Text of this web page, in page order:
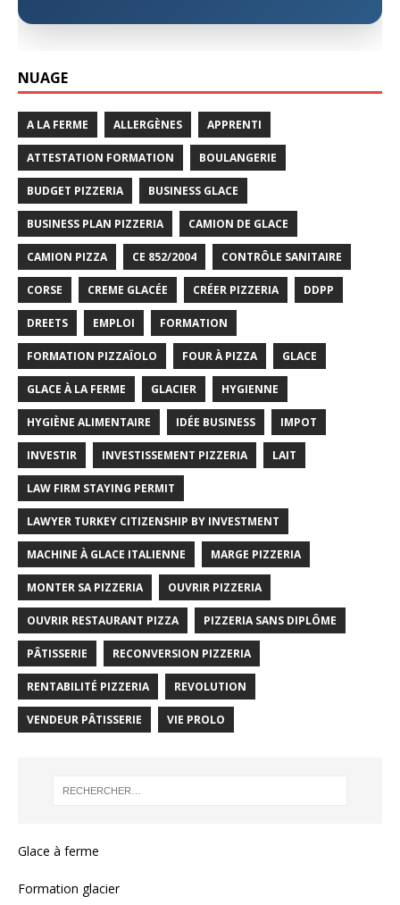
NUAGE
A LA FERME ALLERGÈNES APPRENTI
ATTESTATION FORMATION BOULANGERIE
BUDGET PIZZERIA BUSINESS GLACE
BUSINESS PLAN PIZZERIA CAMION DE GLACE
CAMION PIZZA CE 852/2004 CONTRÔLE SANITAIRE
CORSE CREME GLACÉE CRÉER PIZZERIA DDPP
DREETS EMPLOI FORMATION
FORMATION PIZZAÏOLO FOUR À PIZZA GLACE
GLACE À LA FERME GLACIER HYGIENNE
HYGIÈNE ALIMENTAIRE IDÉE BUSINESS IMPOT
INVESTIR INVESTISSEMENT PIZZERIA LAIT
LAW FIRM STAYING PERMIT
LAWYER TURKEY CITIZENSHIP BY INVESTMENT
MACHINE À GLACE ITALIENNE MARGE PIZZERIA
MONTER SA PIZZERIA OUVRIR PIZZERIA
OUVRIR RESTAURANT PIZZA PIZZERIA SANS DIPLÔME
PÂTISSERIE RECONVERSION PIZZERIA
RENTABILITÉ PIZZERIA REVOLUTION
VENDEUR PÂTISSERIE VIE PROLO
Glace à ferme
Formation glacier